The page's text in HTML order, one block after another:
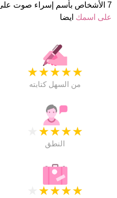
7 الأشخاص بأسم إسراء صوت على اسمائهم . من فضلك
على اسمك ايضا
★
★
★
★
★
من السهل كتابته
★
★
★
★
النطق
★
★
★
★